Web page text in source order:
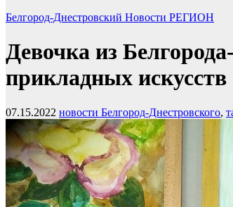
Белгород-Днестровский Новости РЕГИОН
Девочка из
прикладных искусств
07.15.2022 новости Белгород-Днестровского,